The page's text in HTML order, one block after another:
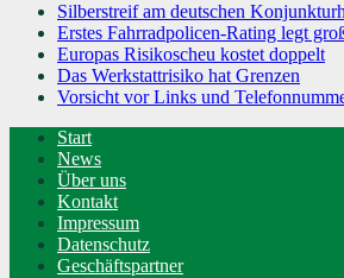
Silberstreif am deutschen
Erstes Fahrradpolicen-Rating legt
Europas Risikoscheu kostet doppelt
Das Werkstattrisiko hat Grenzen
Vorsicht vor Links und
Start
News
Über uns
Kontakt
Impressum
Datenschutz
Geschäftspartner